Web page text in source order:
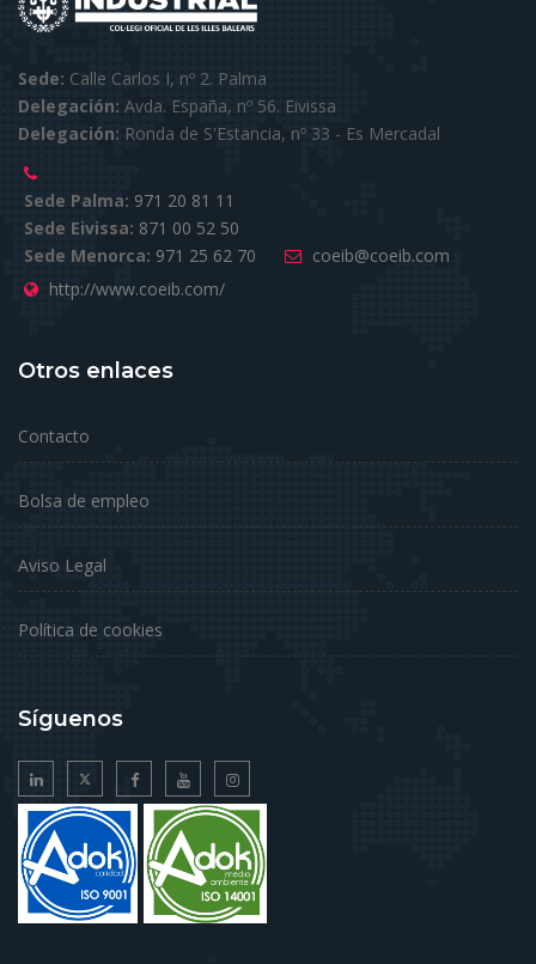
Sede: Calle Carlos I, nº 2. Palma
Delegación: Avda. España, nº 56. Eivissa
Delegación: Ronda de S'Estancia, nº 33 - Es Mercadal
Sede Palma: 971 20 81 11
Sede Eivissa: 871 00 52 50
Sede Menorca: 971 25 62 70
coeib@coeib.com
http://www.coeib.com/
Otros enlaces
Contacto
Bolsa de empleo
Aviso Legal
Política de cookies
Síguenos